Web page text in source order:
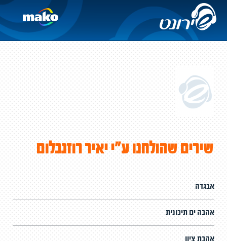
שירים שהולחנו ע"י יאיר רוזנבלום
אבגדה
אהבה ים תיכונית